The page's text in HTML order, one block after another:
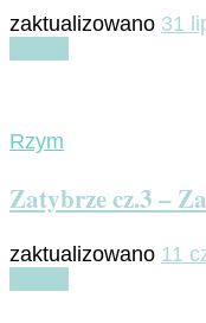
zaktualizowano 31
Rzym
Zatybrze cz.3 –
zaktualizowano 11